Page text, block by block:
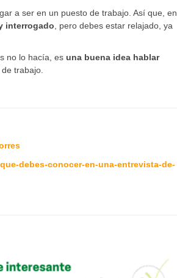
a ser en un puesto de trabajo. Así que, en
interrogado, pero debes estar relajado, ya
no lo hacía, es una buena idea hablar
trabajo.
debes-conocer-en-una-entrevista-de-